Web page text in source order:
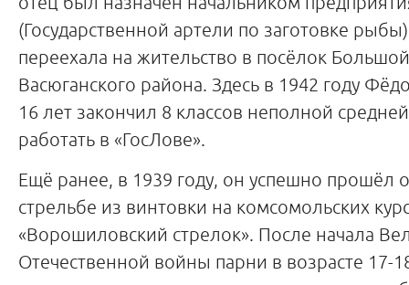
(Государственной артели по заготовке
переехала на жительство в посёлок
Васюганского района. Здесь в 1942 году
16 лет закончил 8 классов неполной
работать в «ГосЛове».
Ещё ранее, в 1939 году, он успешно прошёл
стрельбе из винтовки на комсомольских
«Ворошиловский стрелок». После начала
Отечественной войны парни в возрасте 17-